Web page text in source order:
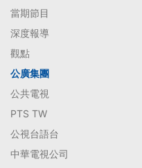
當期節目
深度報導
觀點
公廣集團
公共電視
PTS TW
公視台語台
中華電視公司